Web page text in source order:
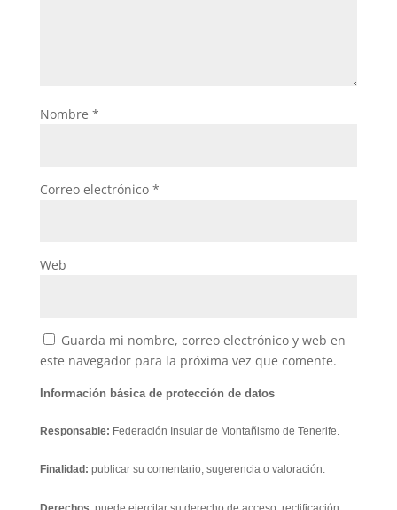
Nombre *
Correo electrónico *
Web
Guarda mi nombre, correo electrónico y web en
este navegador para la próxima vez que comente.
Información básica de protección de datos
Responsable: Federación Insular de Montañismo de Tenerife.
Finalidad: publicar su comentario, sugerencia o valoración.